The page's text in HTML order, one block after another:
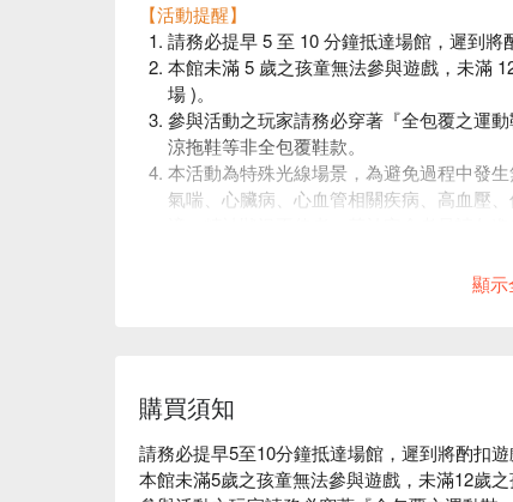
【活動提醒】
請務必提早 5 至 10 分鐘抵達場館，遲到將
本館未滿 5 歲之孩童無法參與遊戲，未滿
場 )。
參與活動之玩家請務必穿著『全包覆之運
涼拖鞋等非全包覆鞋款。
本活動為特殊光線場景，為避免過程中發
氣喘、心臟病、心血管相關疾病、高血壓
顯示
購買須知
請務必提早5至10分鐘抵達場館，遲到將酌扣遊
本館未滿5歲之孩童無法參與遊戲，未滿12歲